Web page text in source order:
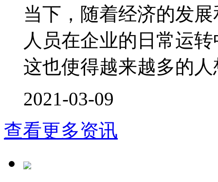
当下，随着经济的发
人员在企业的日常运
这也使得越来越多的
2021-03-09
查看更多资讯